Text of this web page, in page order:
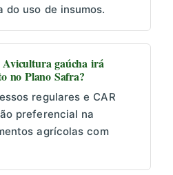
do uso de insumos.
Avicultura gaúcha irá
no Plano Safra?
regulares e CAR
preferencial na
agrícolas com